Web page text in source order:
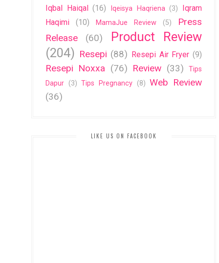
Iqbal Haiqal (16) Iqeisya Haqriena (3)
Iqram
Haqimi
(10) MamaJue Review (5)
Press
Release
(60)
Product Review
(204) Resepi (88) Resepi Air Fryer (9)
Resepi Noxxa (76) Review (33)
Tips
Dapur (3) Tips Pregnancy (8) Web Review
(36)
LIKE US ON FACEBOOK